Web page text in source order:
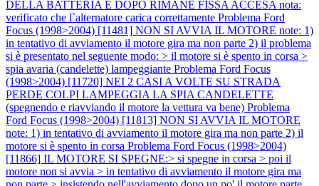
DELLA BATTERIA E DOPO RIMANE FISSA ACCESA nota:
verificato che l`alternatore carica correttamente Problema Ford
Focus (1998>2004) [11481] NON SI AVVIA IL MOTORE note: 1)
in tentativo di avviamento il motore gira ma non parte 2) il problema
si è presentato nel seguente modo: > il motore si è spento in corsa >
spia avaria (candelette) lampeggiante Problema Ford Focus
(1998>2004) [11720] NEI 2 CASI A VOLTE SU STRADA
PERDE COLPI LAMPEGGIA LA SPIA CANDELETTE
(spegnendo e riavviando il motore la vettura va bene) Problema
Ford Focus (1998>2004) [11813] NON SI AVVIA IL MOTORE
note: 1) in tentativo di avviamento il motore gira ma non parte 2) il
motore si è spento in corsa Problema Ford Focus (1998>2004)
[11866] IL MOTORE SI SPEGNE:> si spegne in corsa > poi il
motore non si avvia > in tentativo di avviamento il motore gira ma